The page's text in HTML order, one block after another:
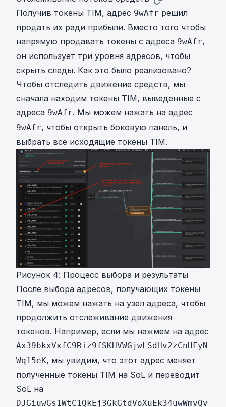
Получив токены TIM, адрес 9wAfr решил
продать их ради прибыли. Вместо того чтобы
напрямую продавать токены с адреса 9wAfr,
он использует три уровня адресов, чтобы
скрыть следы. Как это было реализовано?
Чтобы отследить движение средств, мы
сначала находим токены TIM, выведенные с
адреса 9wAfr. Мы можем нажать на адрес
9wAfr, чтобы открыть боковую панель, и
выбрать все исходящие токены TIM.
Рисунок 4: Процесс выбора и результаты
После выбора адресов, получающих токены
TIM, мы можем нажать на узел адреса, чтобы
продолжить отслеживание движения
токенов. Например, если мы нажмем на адрес
Ax39bkxVxfC9Riz9fSKHVWGjwLSdHv2zCnHFyN
Wq15eK, мы увидим, что этот адрес меняет
полученные токены TIM на SoL и переводит
SoL на
DJGiuwGs1WtC1QkEj3GkGtdVoXuEk34uwWmvQv